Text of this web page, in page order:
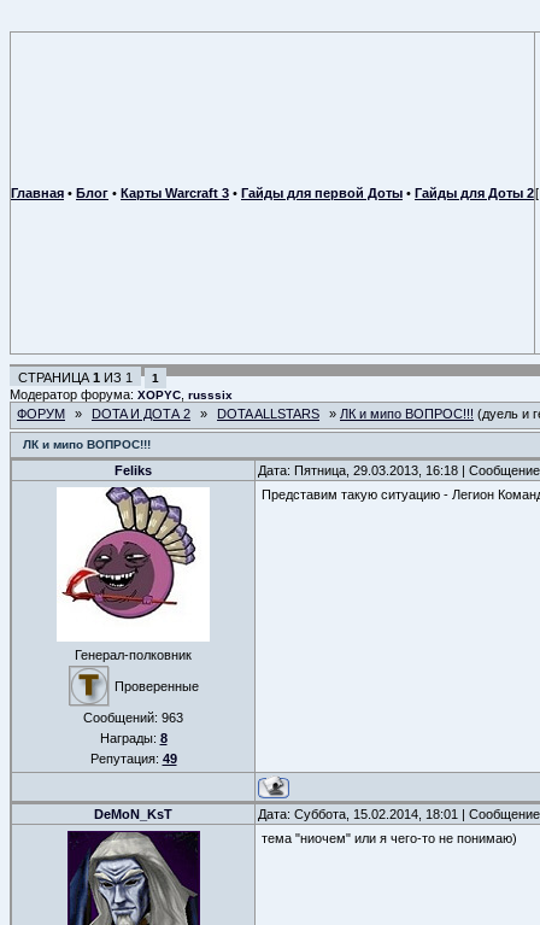
Главная • Блог • Карты Warcraft 3 • Гайды для первой Доты • Гайды для Доты 2
СТРАНИЦА 1 ИЗ 1 1
Модератор форума: XOPYC russsix
ФОРУМ » DOTA И ДОТА 2 » DOTA ALLSTARS » ЛК и мипо ВОПРОС!!! (дуель и
ЛК и мипо ВОПРОС!!!
Feliks Дата: Пятница, 29.03.2013, 16:18 |
Генерал-полковник
Проверенные
Сообщений: 963
Награды: 8
Репутация: 49
Представим такую ситуацию - Легион
DeMoN_KsT Дата: Суббота, 15.02.2014, 18:01 |
тема "ниочем" или я чего-то не понимаю)